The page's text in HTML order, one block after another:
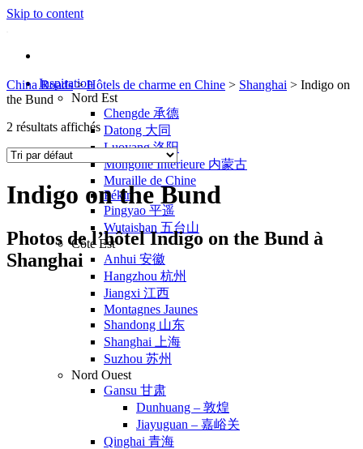
Skip to content
Inspiration
Nord Est
Chengde 承德
Datong 大同
Luoyang 洛阳
Mongolie Intérieure 内蒙古
Muraille de Chine
Pékin
Pingyao 平遥
Wutaishan 五台山
Côte Est
Anhui 安徽
Hangzhou 杭州
Jiangxi 江西
Montagnes Jaunes
Shandong 山东
Shanghai 上海
Suzhou 苏州
Nord Ouest
Gansu 甘肃
Dunhuang – 敦煌
Jiayuguan – 嘉峪关
Qinghai 青海
China Roads > Hôtels de charme en Chine > Shanghai > Indigo on
the Bund
2 résultats affichés
Indigo on the Bund
Photos de l’hôtel Indigo on the Bund à
Shanghai